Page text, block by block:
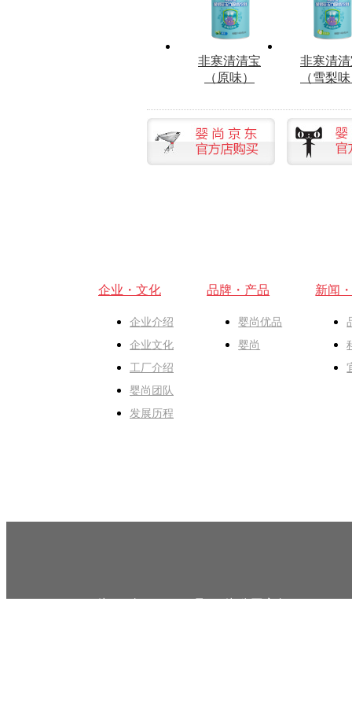
非寒清清宝
（原味）
非寒清
（雪梨
企业・文化
企业介绍
企业文化
工厂介绍
婴尚团队
发展历程
品牌・产品
婴尚优品
婴尚
新闻